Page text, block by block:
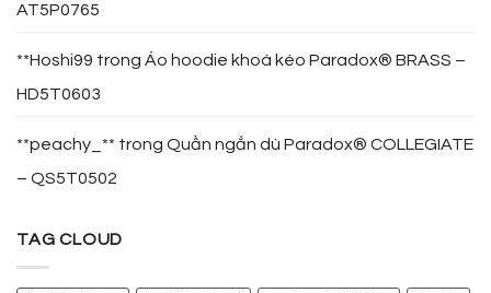
AT5P0765
**Hoshi99 trong Áo hoodie khoá kéo Paradox® BRASS –
HD5T0603
**peachy_** trong Quần ngắn dù Paradox® COLLEGIATE
– QS5T0502
TAG CLOUD